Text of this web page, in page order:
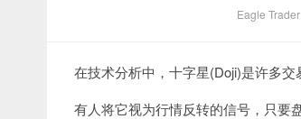
Eagle
在技术分析中，十字星(Doji)是许多交
有人将它视为行情反转的信号，只要